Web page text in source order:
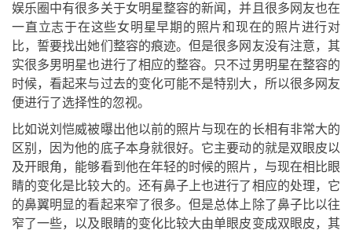
娱乐圈中有很多关于女明星整容的新闻，并且很多网友也在
一直立志于在这些女明星早期的照片和现在的照片进行对
比，誓要找出她们整容的痕迹。但是很多网友没有注意，其
实很多男明星也进行了相应的整容。只不过男明星在整容的
时候，看起来与过去的变化可能不是特别大，所以很多网友
便进行了选择性的忽视。
比如说刘恺威被曝出他以前的照片与现在的长相有非常大的
区别，因为他的底子本身就很好。它主要动的就是双眼皮以
及开眼角，能够看到他在年轻的时候的照片，与现在相比眼
睛的变化是比较大的。还有鼻子上也进行了相应的处理，它
的鼻翼明显的看起来窄了很多。但是总体上除了鼻子比以往
窄了一些，以及眼睛的变化比较大由单眼皮变成双眼皮，其